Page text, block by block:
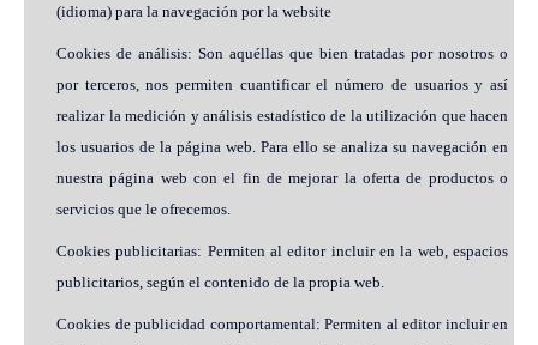
(idioma) para la navegación por la website
Cookies de análisis: Son aquéllas que bien tratadas por nosotros o
por terceros, nos permiten cuantificar el número de usuarios y así
realizar la medición y análisis estadístico de la utilización que hacen
los usuarios de la página web. Para ello se analiza su navegación en
nuestra página web con el fin de mejorar la oferta de productos o
servicios que le ofrecemos.
Cookies publicitarias: Permiten al editor incluir en la web, espacios
publicitarios, según el contenido de la propia web.
Cookies de publicidad comportamental: Permiten al editor incluir en